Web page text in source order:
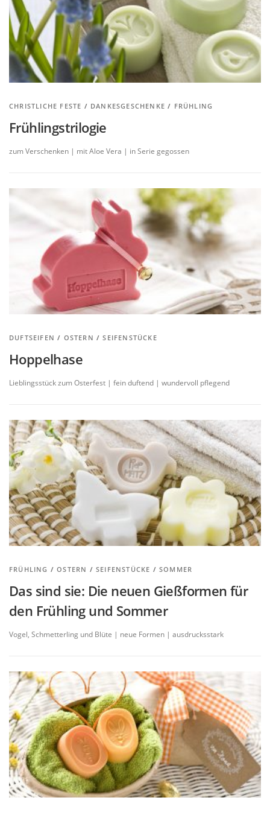
CHRISTLICHE FESTE / DANKESGESCHENKE / FRÜHLING
Frühlingstrilogie
zum Verschenken | mit Aloe Vera | in Serie gegossen
DUFTSEIFEN / OSTERN /SEIFENSTÜCKE
Hoppelhase
Lieblingsstück zum Osterfest | fein duftend | wundervoll pflegend
FRÜHLING /OSTERN /SEIFENSTÜCKE /SOMMER
Das sind sie: Die neuen Gießformen für
den Frühling und Sommer
Vogel, Schmetterling und Blüte | neue Formen | ausdrucksstark